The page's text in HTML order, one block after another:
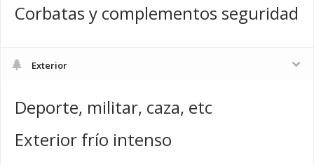
Corbatas y complementos seguridad
Exterior
Deporte, militar, caza, etc
Exterior frío intenso